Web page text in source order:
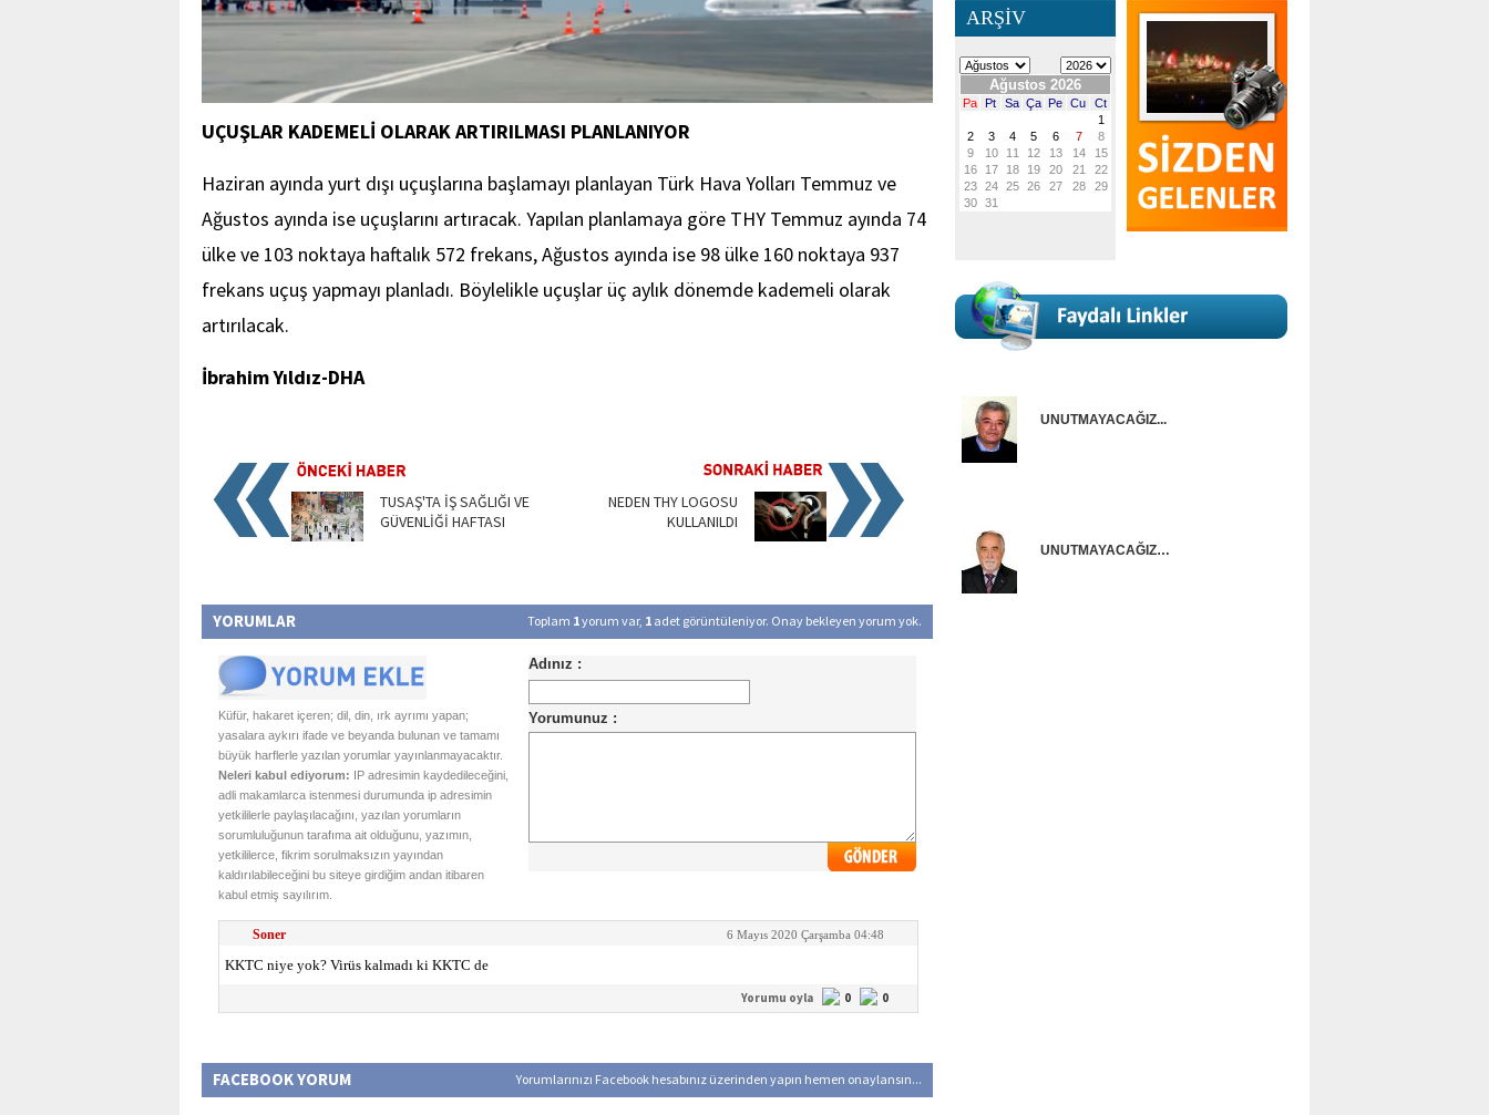
UÇUŞLAR KADEMELİ OLARAK ARTIRILMASI PLANLANIYOR
Haziran ayında yurt dışı uçuşlarına başlamayı planlayan Türk Hava Yolları Temmuz ve
Ağustos ayında ise uçuşlarını artıracak. Yapılan planlamaya göre THY Temmuz ayında 74
ülke ve 103 noktaya haftalık 572 frekans, Ağustos ayında ise 98 ülke 160 noktaya 937
frekans uçuş yapmayı planladı. Böylelikle uçuşlar üç aylık dönemde kademeli olarak
artırılacak.
İbrahim Yıldız-DHA
TUSAŞ'TA İŞ SAĞLIĞI VE
GÜVENLİĞİ HAFTASI
NEDEN THY LOGOSU
KULLANILDI
YORUMLAR Toplam 1yorum var, 1 adet görüntüleniyor. Onay bekleyen yorum yok.
Küfür, hakaret içeren; dil, din, ırk ayrımı yapan;
yasalara aykırı ifade ve beyanda bulunan ve tamamı
büyük harflerle yazılan yorumlar yayınlanmayacaktır.
Neleri kabul ediyorum: IP adresimin kaydedileceğini,
adli makamlarca istenmesi durumunda ip adresimin
yetkililerle paylaşılacağını, yazılan yorumların
sorumluluğunun tarafıma ait olduğunu, yazımın,
yetkililerce, fikrim sorulmaksızın yayından
kaldırılabileceğini bu siteye girdiğim andan itibaren
kabul etmiş sayılırım.
Soner 6 Mayıs 2020 Çarşamba 04:48
KKTC niye yok? Virüs kalmadı ki KKTC de
Yorumu oyla 0 0
FACEBOOK YORUM Yorumlarınızı Facebook hesabınız üzerinden yapın hemen onaylansın...
ARŞİV
UNUTMAYACAĞIZ...
UNUTMAYACAĞIZ…